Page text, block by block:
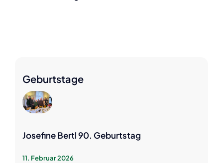
Geburtstage
Josefine Bertl 90. Geburtstag
11. Februar 2026